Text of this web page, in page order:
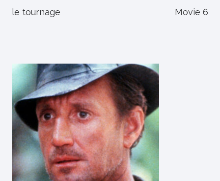
le tournage
Movie 6